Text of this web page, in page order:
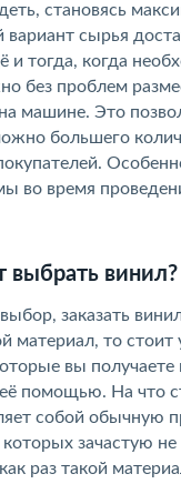
становясь
сырья
и тогда, когда
без проблем
машине. Это
большего
во время
выбрать винил?
заказать
материал, то стоит
вы получаете
помощью. На что
собой обычную
зачастую
раз такой